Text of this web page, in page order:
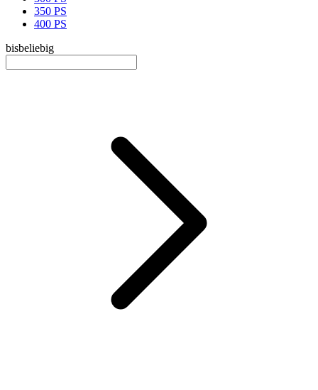
350 PS
400 PS
bisbeliebig